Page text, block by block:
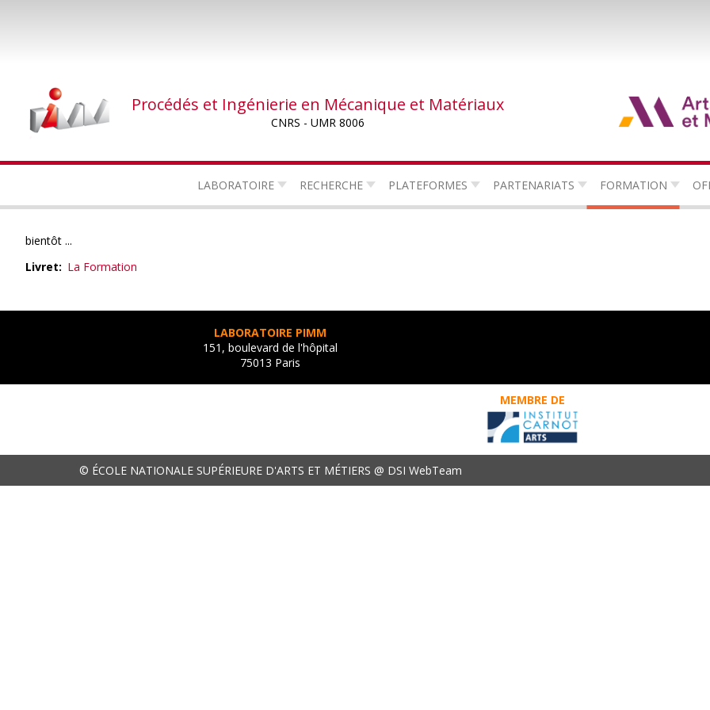
Procédés et Ingénierie en Mécanique et Matériaux
CNRS - UMR 8006
LABORATOIRE RECHERCHE PLATEFORMES PARTENARIATS FORMATION
bientôt ...
Livret
La Formation
LABORATOIRE PIMM
151, boulevard de l'hôpital
75013 Paris
MEMBRE DE
© ÉCOLE NATIONALE SUPÉRIEURE D'ARTS ET MÉTIERS @ DSI WebTeam